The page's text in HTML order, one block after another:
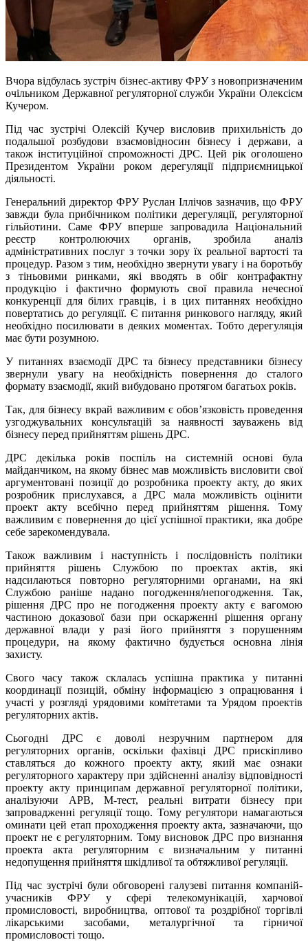
Вчора відбулась зустріч бізнес-активу ФРУ з новопризначеним
очільником Державної регуляторної служби України Олексієм
Кучером.
Під час зустрічі Олексій Кучер висловив прихильність до
подальшої розбудови взаємовідносин бізнесу і держави, а
також інституційної спроможності ДРС. Цей рік оголошено
Президентом України роком дерегуляції підприємницької
діяльності.
Генеральний директор ФРУ Руслан Іллічов зазначив, що ФРУ
завжди була прибічником політики дерегуляції, регуляторної
гільйотини. Саме ФРУ вперше запровадила Національний
реєстр контролюючих органів, зробила аналіз
адміністративних послуг з точки зору їх реальної вартості та
процедур. Разом з тим, необхідно звернути увагу і на боротьбу
з тіньовими ринками, які вводять в обіг контрафактну
продукцію і фактично формують свої правила нечесної
конкуренції для білих гравців, і в цих питаннях необхідно
повертатись до регуляції. Є питання ринкового нагляду, який
необхідно посилювати в деяких моментах. Тобто дерегуляція
має бути розумною.
У питаннях взаємодії ДРС та бізнесу представники бізнесу
звернули увагу на необхідність повернення до сталого
формату взаємодії, який вибудовано протягом багатьох років.
Так, для бізнесу вкрай важливим є обов’язковість проведення
узгоджувальних консультацій за наявності зауважень від
бізнесу перед прийняттям рішень ДРС.
ДРС декілька років поспіль на системній основі була
майданчиком, на якому бізнес мав можливість висловити свої
аргументовані позиції до розробника проекту акту, до яких
розробник прислухався, а ДРС мала можливість оцінити
проект акту всебічно перед прийняттям рішення. Тому
важливим є повернення до цієї успішної практики, яка добре
себе зарекомендувала.
Також важливим і наступність і послідовність політики
прийняття рішень Службою по проектах актів, які
надсилаються повторно регуляторними органами, на які
Службою раніше надано погодження/непогодження. Так,
рішення ДРС про не погодження проекту акту є вагомою
частиною доказової бази при оскарженні рішення органу
державної влади у разі його прийняття з порушенням
процедури, на якому фактично будується основна лінія
захисту.
Свого часу також склалась успішна практика у питанні
координації позицій, обміну інформацією з опрацювання і
участі у розгляді урядовими комітетами та Урядом проектів
регуляторних актів.
Сьогодні ДРС є доволі незручним партнером для
регуляторних органів, оскільки фахівці ДРС прискіпливо
ставляться до кожного проекту акту, який має ознаки
регуляторного характеру при здійсненні аналізу відповідності
проекту акту принципам державної регуляторної політики,
аналізуючи АРВ, М-тест, реальні витрати бізнесу при
запровадженні регуляції тощо. Тому регулятори намагаються
оминати цей етап проходження проекту акта, зазначаючи, що
проект не є регуляторним. Тому висновок ДРС про визнання
проекта акта регуляторним є визначальним у питанні
недопущення прийняття шкідливої та обтяжливої регуляції.
Під час зустрічі були обговорені галузеві питання компаній-
учасників ФРУ у сфері телекомунікацій, харчової
промисловості, виробництва, оптової та роздрібної торгівлі
лікарськими засобами, металургічної та гірничої
промисловості тощо.